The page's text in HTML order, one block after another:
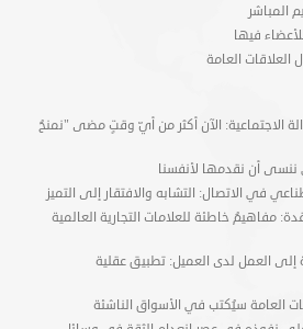
المباشر
العامة
الاجتماعية: الآن أكثر من أيّ وقتٍ مضى "نمنحُ
ننسى أن نقدمها لأنفسنا
في الاتصال: التشابه والافتقار إلى التميز
مفاهيمُ خاطئة للعلامات التجارية العالمية
إلى العمل لدى العميل: تطبيق عقلية
العامة سيُكتب في الأسواق الناشئة